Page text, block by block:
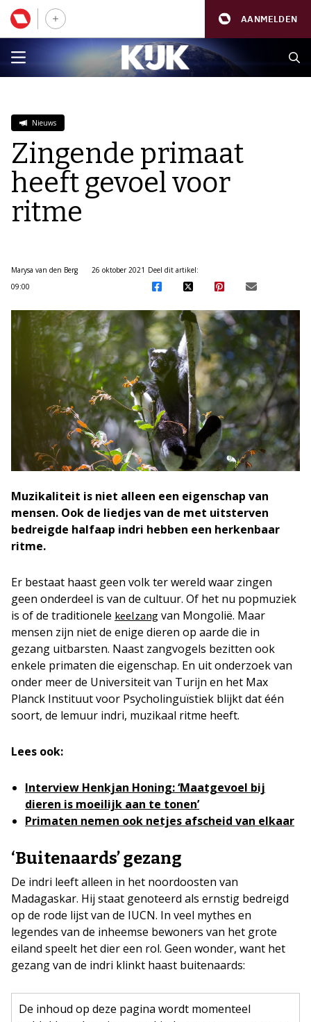
AANMELDEN
Nieuws
Zingende primaat
heeft gevoel voor
ritme
Marysa van den Berg
26 oktober 2021
09:00
Deel dit artikel:
Muzikaliteit is niet alleen een eigenschap van
mensen. Ook de liedjes van de met uitsterven
bedreigde halfaap indri hebben een herkenbaar
ritme.
Er bestaat haast geen volk ter wereld waar zingen
geen onderdeel is van de cultuur. Of het nu popmuziek
is of de traditionele keelzang van Mongolië. Maar
mensen zijn niet de enige dieren op aarde die in
gezang uitbarsten. Naast zangvogels bezitten ook
enkele primaten die eigenschap. En uit onderzoek van
onder meer de Universiteit van Turijn en het Max
Planck Instituut voor Psycholinguïstiek blijkt dat één
soort, de lemuur indri, muzikaal ritme heeft.
Lees ook:
Interview Henkjan Honing: ‘Maatgevoel bij
dieren is moeilijk aan te tonen’
Primaten nemen ook netjes afscheid van elkaar
‘Buitenaards’ gezang
De indri leeft alleen in het noordoosten van
Madagaskar. Hij staat genoteerd als ernstig bedreigd
op de rode lijst van de IUCN. In veel mythes en
legendes van de inheemse bewoners van het grote
eiland speelt het dier een rol. Geen wonder, want het
gezang van de indri klinkt haast buitenaards:
De inhoud op deze pagina wordt momenteel